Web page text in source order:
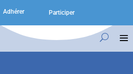
Adhérer Participer